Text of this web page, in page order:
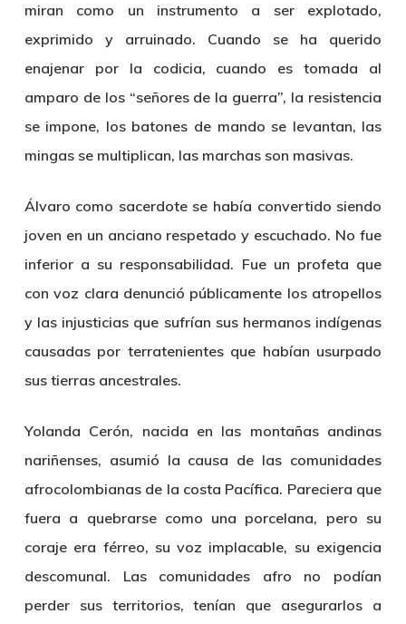
miran como un instrumento a ser explotado,
exprimido y arruinado. Cuando se ha querido
enajenar por la codicia, cuando es tomada al
amparo de los “señores de la guerra”, la resistencia
se impone, los batones de mando se levantan, las
mingas se multiplican, las marchas son masivas.
Álvaro como sacerdote se había convertido siendo
joven en un anciano respetado y escuchado. No fue
inferior a su responsabilidad. Fue un profeta que
con voz clara denunció públicamente los atropellos
y las injusticias que sufrían sus hermanos indígenas
causadas por terratenientes que habían usurpado
sus tierras ancestrales.
Yolanda Cerón, nacida en las montañas andinas
nariñenses, asumió la causa de las comunidades
afrocolombianas de la costa Pacífica. Pareciera que
fuera a quebrarse como una porcelana, pero su
coraje era férreo, su voz implacable, su exigencia
descomunal. Las comunidades afro no podían
perder sus territorios, tenían que asegurarlos a